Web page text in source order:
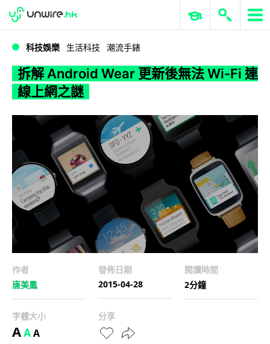
WWDC 2026 ERP 與商業 AI
科技娛樂 生活科技 潮流手錶
拆解 Android Wear 更新後無法 Wi-Fi 連
線上網之謎
作者
唐美鳳
發佈日期
2015-04-28
閱讀時間
2分鐘
字體大小
AAA
分享